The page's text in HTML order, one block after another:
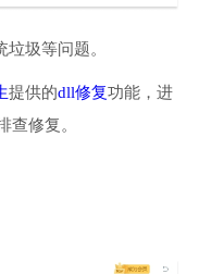
圾等问题。
提供的dll修复功能，进
查修复。